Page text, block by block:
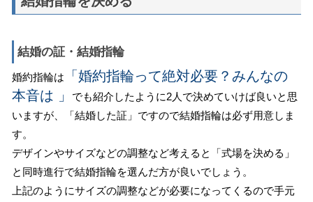
結婚の証・結婚指輪
婚約指輪は
「婚約指輪って絶対必要？みんなの
本音は 」
でも紹介したように2人で決めていけば良いと思
いますが、「結婚した証」ですので結婚指輪は必ず用意しま
す。
デザインやサイズなどの調整など考えると「式場を決める」
と同時進行で結婚指輪を選んだ方が良いでしょう。
上記のようにサイズの調整などが必要になってくるので手元